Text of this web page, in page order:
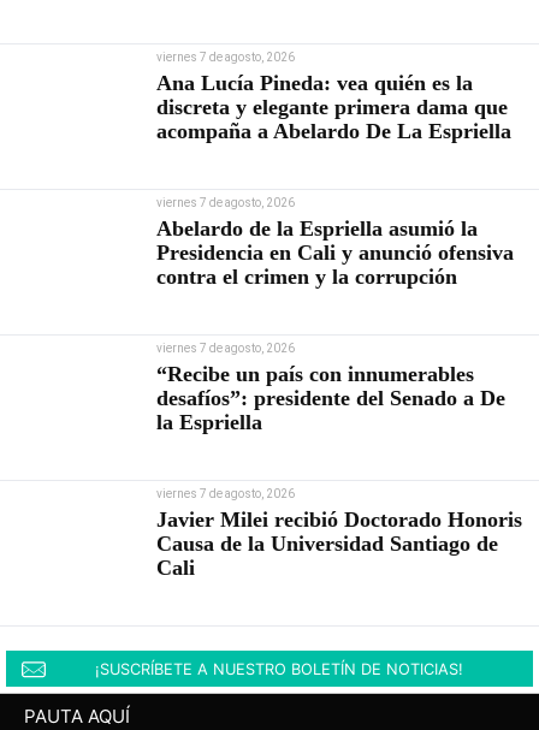
viernes 7 de agosto, 2026
Ana Lucía Pineda: vea quién es la
discreta y elegante primera dama que
acompaña a Abelardo De La Espriella
viernes 7 de agosto, 2026
Abelardo de la Espriella asumió la
Presidencia en Cali y anunció ofensiva
contra el crimen y la corrupción
viernes 7 de agosto, 2026
“Recibe un país con innumerables
desafíos”: presidente del Senado a De
la Espriella
viernes 7 de agosto, 2026
Javier Milei recibió Doctorado Honoris
Causa de la Universidad Santiago de
Cali
¡SUSCRÍBETE A NUESTRO BOLETÍN DE NOTICIAS!
PAUTA AQUÍ